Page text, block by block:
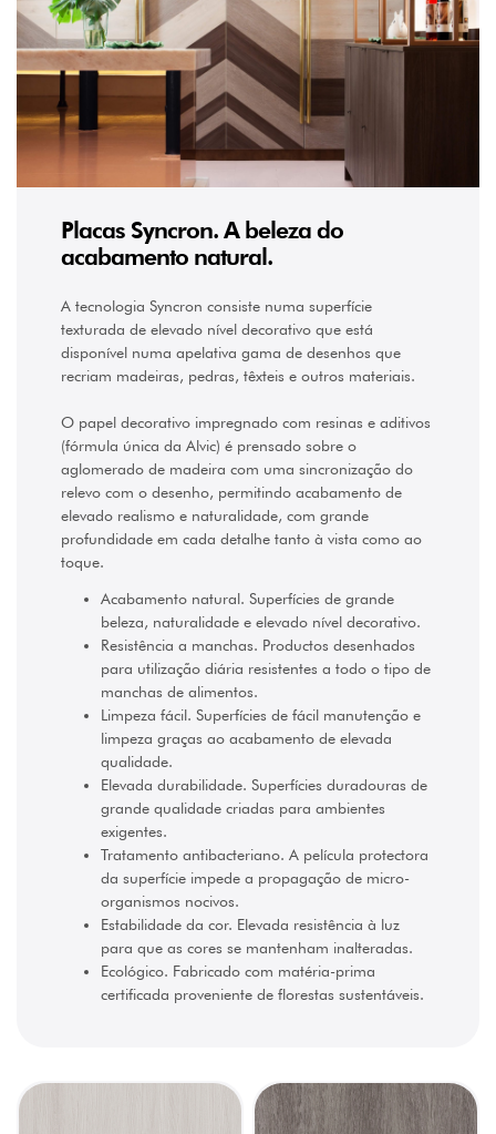
Placas Syncron. A beleza do
acabamento natural.
A tecnologia Syncron consiste numa superfície
texturada de elevado nível decorativo que está
disponível numa apelativa gama de desenhos que
recriam madeiras, pedras, têxteis e outros materiais.
O papel decorativo impregnado com resinas e aditivos
(fórmula única da Alvic) é prensado sobre o
aglomerado de madeira com uma sincronização do
relevo com o desenho, permitindo acabamento de
elevado realismo e naturalidade, com grande
profundidade em cada detalhe tanto à vista como ao
toque.
Acabamento natural. Superfícies de grande
beleza, naturalidade e elevado nível decorativo.
Resistência a manchas. Productos desenhados
para utilização diária resistentes a todo o tipo de
manchas de alimentos.
Limpeza fácil. Superfícies de fácil manutenção e
limpeza graças ao acabamento de elevada
qualidade.
Elevada durabilidade. Superfícies duradouras de
grande qualidade criadas para ambientes
exigentes.
Tratamento antibacteriano. A película protectora
da superfície impede a propagação de micro-
organismos nocivos.
Estabilidade da cor. Elevada resistência à luz
para que as cores se mantenham inalteradas.
Ecológico. Fabricado com matéria-prima
certificada proveniente de florestas sustentáveis.
PESO
43
TONALIDADE
(2)
(2)
(3)
Castanho
(11)
Cinza
Cinzento
(1)
Creme
(7)
Negro
(2)
Verde
(2)